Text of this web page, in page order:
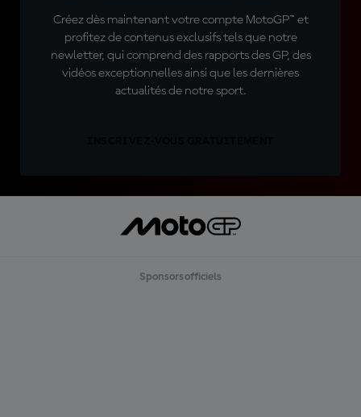
Créez dès maintenant votre compte MotoGP™ et
profitez de contenus exclusifs tels que notre
newletter, qui comprend des rapports des GP, des
vidéos exceptionnelles ainsi que les dernières
actualités de notre sport.
Sponsors officiels